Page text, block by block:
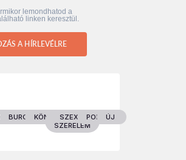
lemondhatod a
linken keresztül.
A HÍRLEVÉLRE
BURGENLANDKÖNYVEKSZEX &
SZERELEM
POLITIKA
ÚJ